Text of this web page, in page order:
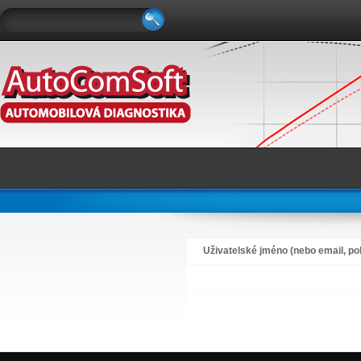
Uživatelské jméno (nebo email,